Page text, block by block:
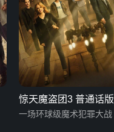
惊天魔盗团3 普通话版
一场环球级魔术犯罪大战